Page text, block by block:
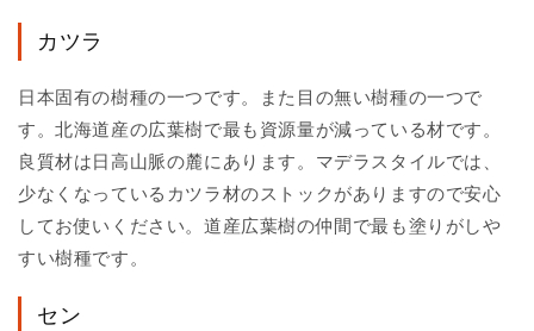
カツラ
日本固有の樹種の一つです。また目の無い樹種の一つで
す。北海道産の広葉樹で最も資源量が減っている材です。
良質材は日高山脈の麓にあります。マデラスタイルでは、
少なくなっているカツラ材のストックがありますので安心
してお使いください。道産広葉樹の仲間で最も塗りがしや
すい樹種です。
セン